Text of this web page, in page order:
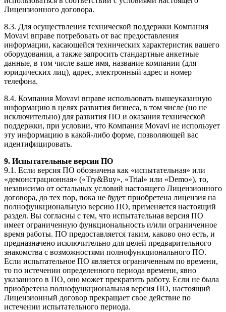
Лицензионного договора.
8.3. Для осуществления технической поддержки Компания
Movavi вправе потребовать от вас предоставления
информации, касающейся технических характеристик вашего
оборудования, а также запросить стандартные анкетные
данные, в том числе ваше имя, название компании (для
юридических лиц), адрес, электронный адрес и номер
телефона.
8.4. Компания Movavi вправе использовать вышеуказанную
информацию в целях развития бизнеса, в том числе (но не
исключительно) для развития ПО и оказания технической
поддержки, при условии, что Компания Movavi не использует
эту информацию в какой-либо форме, позволяющей вас
идентифицировать.
9. Испытательные версии ПО
9.1. Если версия ПО обозначена как «испытательная» или
«демонстрационная» («Try&Buy», «Trial» или «Demo»), то,
независимо от остальных условий настоящего Лицензионного
договора, до тех пор, пока не будет приобретена лицензия на
полнофункциональную версию ПО, применяется настоящий
раздел. Вы согласны с тем, что испытательная версия ПО
имеет ограниченную функциональность и/или ограниченное
время работы. ПО предоставляется таким, каково оно есть, и
предназначено исключительно для целей предварительного
знакомства с возможностями полнофункционального ПО.
Если испытательное ПО является ограниченным по времени,
то по истечении определенного периода времени, явно
указанного в ПО, оно может прекратить работу. Если не была
приобретена полнофункциональная версия ПО, настоящий
Лицензионный договор прекращает свое действие по
истечении испытательного периода.